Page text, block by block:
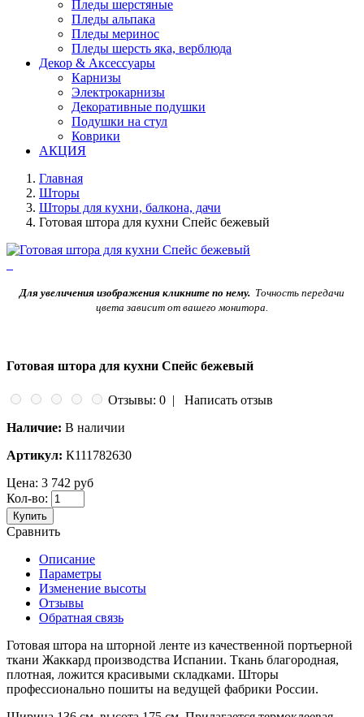
Пледы шерстяные
Пледы альпака
Пледы меринос
Пледы шерсть яка, верблюда
Декор & Аксессуары
Карнизы
Электрокарнизы
Декоративные подушки
Подушки на стул
Коврики
АКЦИЯ
Главная
Шторы
Шторы для кухни, балкона, дачи
Готовая штора для кухни Спейс бежевый
Для увеличения изображения кликните по нему. Точность передачи
цвета зависит от вашего монитора.
Готовая штора для кухни Спейс бежевый
Отзывы: 0 | Написать отзыв
Наличие: В наличии
Артикул: К111782630
Цена: 3 742 руб
Кол-во:
Купить
Сравнить
Описание
Параметры
Изменение высоты
Отзывы
Обратная связь
Готовая штора на шторной ленте из качественной портьерной
ткани Жаккард производства Испании. Ткань благородная,
плотная, ложится красивыми складками. Шторы
профессионально пошиты на ведущей фабрики России.